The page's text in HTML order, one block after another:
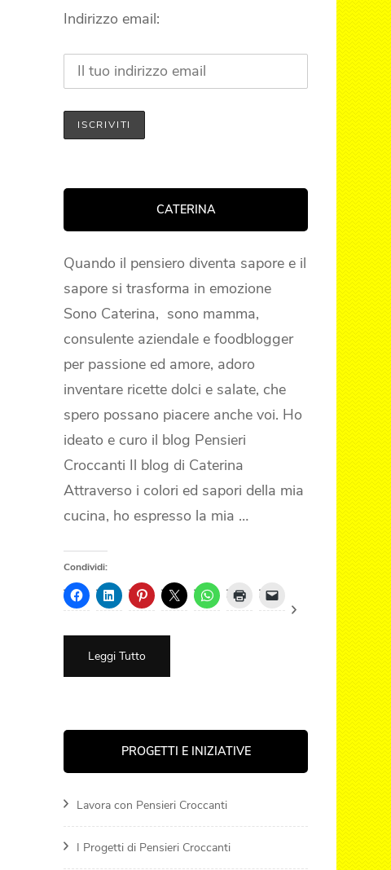
Indirizzo email:
CATERINA
Quando il pensiero diventa sapore e il
sapore si trasforma in emozione
Sono Caterina, sono mamma,
consulente aziendale e foodblogger
per passione ed amore, adoro
inventare ricette dolci e salate, che
spero possano piacere anche voi. Ho
ideato e curo il blog Pensieri
Croccanti Il blog di Caterina
Attraverso i colori ed sapori della mia
cucina, ho espresso la mia …
Condividi:
Leggi Tutto
PROGETTI E INIZIATIVE
Lavora con Pensieri Croccanti
I Progetti di Pensieri Croccanti